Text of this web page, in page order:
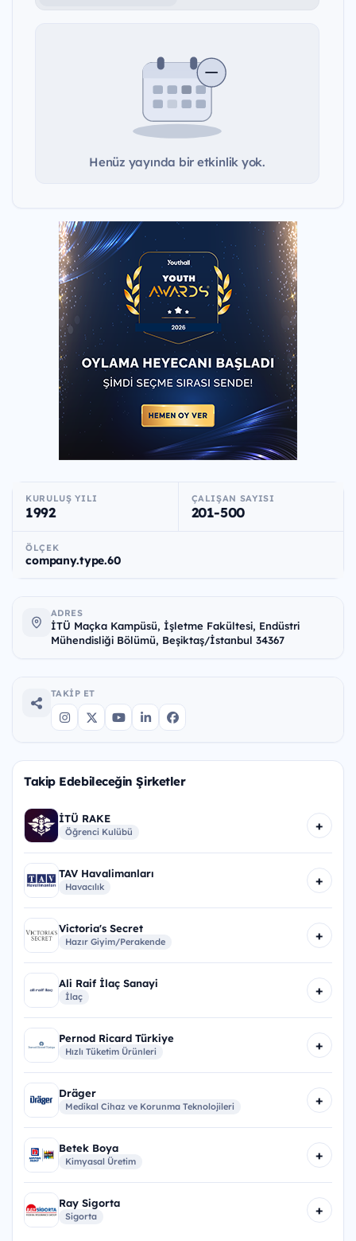
Henüz yayında bir etkinlik yok.
KURULUŞ YILI
1992
ÇALIŞAN SAYISI
201-500
ÖLÇEK
company.type.60
ADRES
İTÜ Maçka Kampüsü, İşletme Fakültesi, Endüstri
Mühendisliği Bölümü, Beşiktaş/İstanbul 34367
TAKIP ET
Takip Edebileceğin Şirketler
İTÜ RAKE
Öğrenci Kulübü +
TAV Havalimanları
Havacılık +
Victoria's Secret
Hazır Giyim/Perakende +
Ali Raif İlaç Sanayi
İlaç +
Pernod Ricard Türkiye
Hızlı Tüketim Ürünleri +
Dräger
Medikal Cihaz ve Korunma Teknolojileri +
Betek Boya
Kimyasal Üretim +
Ray Sigorta
Sigorta +